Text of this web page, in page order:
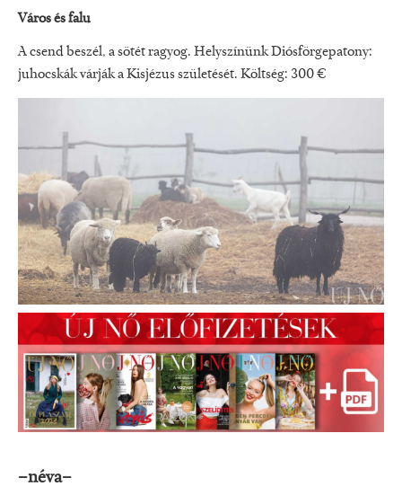
Város és falu
A csend beszél, a sötét ragyog. Helyszínünk Diósförgepatony:
juhocskák várják a Kisjézus születését. Költség: 300 €
–néva–